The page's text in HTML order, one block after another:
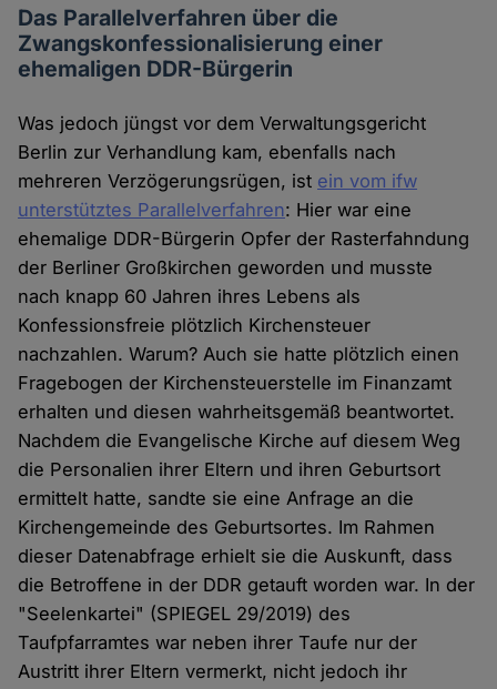
Das Parallelverfahren über die
Zwangskonfessionalisierung einer
ehemaligen DDR-Bürgerin
Was jedoch jüngst vor dem Verwaltungsgericht
Berlin zur Verhandlung kam, ebenfalls nach
mehreren Verzögerungsrügen, ist ein vom ifw
unterstütztes Parallelverfahren: Hier war eine
ehemalige DDR-Bürgerin Opfer der Rasterfahndung
der Berliner Großkirchen geworden und musste
nach knapp 60 Jahren ihres Lebens als
Konfessionsfreie plötzlich Kirchensteuer
nachzahlen. Warum? Auch sie hatte plötzlich einen
Fragebogen der Kirchensteuerstelle im Finanzamt
erhalten und diesen wahrheitsgemäß beantwortet.
Nachdem die Evangelische Kirche auf diesem Weg
die Personalien ihrer Eltern und ihren Geburtsort
ermittelt hatte, sandte sie eine Anfrage an die
Kirchengemeinde des Geburtsortes. Im Rahmen
dieser Datenabfrage erhielt sie die Auskunft, dass
die Betroffene in der DDR getauft worden war. In der
"Seelenkartei" (SPIEGEL 29/2019) des
Taufpfarramtes war neben ihrer Taufe nur der
Austritt ihrer Eltern vermerkt, nicht jedoch ihr